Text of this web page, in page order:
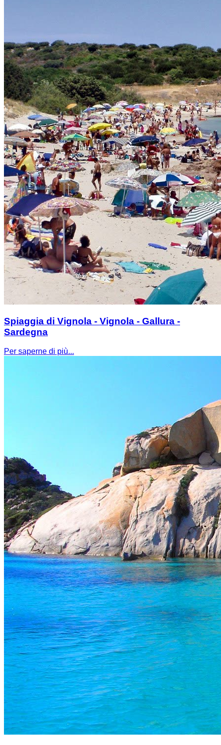
Spiaggia di Vignola - Vignola - Gallura -
Sardegna
Per saperne di più...